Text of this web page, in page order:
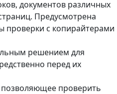
документов различных
Предусмотрена
проверки с копирайтерами
решением для
перед их
позволяющее проверить